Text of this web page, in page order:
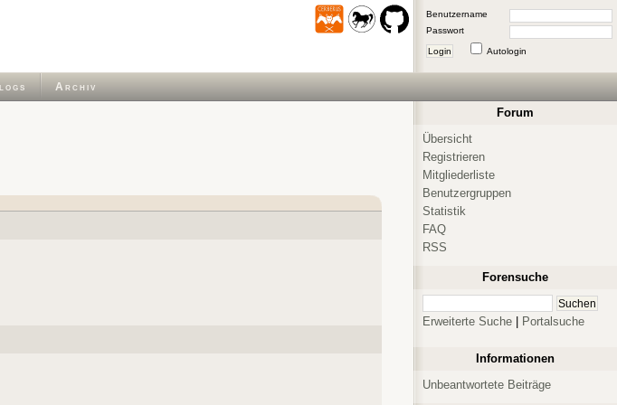
Benutzername
Passwort
Login Autologin
Archiv
Forum
Übersicht
Registrieren
Mitgliederliste
Benutzergruppen
Statistik
FAQ
RSS
Forensuche
Erweiterte Suche Portalsuche
Informationen
Unbeantwortete Beiträge